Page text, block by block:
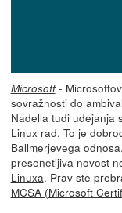
Microsoft-
sovražnosti do
Nadella tudi udejanja
Linux rad. To je
Ballmerjevega
presenetljiva novost
Linuxa. Prav ste
MCSA (Microsoft